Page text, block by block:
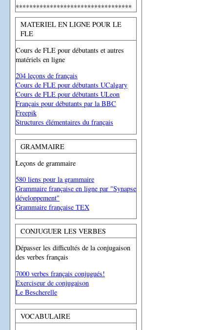
**********************************
MATERIEL EN LIGNE POUR LE
FLE
Cours de FLE pour débutants et autres
matériels en ligne
204 leçons de français
Cours de FLE pour débutants UCalgary
Cours de FLE pour débutants ULeon
Français pour débutants par la BBC
Freepik
Structures élémentaires du français
GRAMMAIRE
Leçons de grammaire
580 liens pour la grammaire
Grammaire française en ligne par "Synapse
développement"
Grammaire française TEX
CONJUGUER LES VERBES
Dépasser les difficultés de la conjugaison
des verbes français
7000 verbes français conjugués!
Exerciseur de conjugaison
Le Bescherelle
VOCABULAIRE